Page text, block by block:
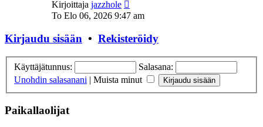
Kirjoittaja jazzhole
uusin
To Elo 06, 2026 9:47 am
Kirjaudu sisään • Rekisteröidy
Käyttäjätunnus:
Salasana:
Unohdin salasanani | Muista minut
Paikallaolijat